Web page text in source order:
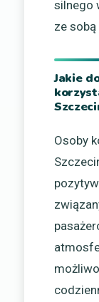
silnego
ze
Jakie
Osoby